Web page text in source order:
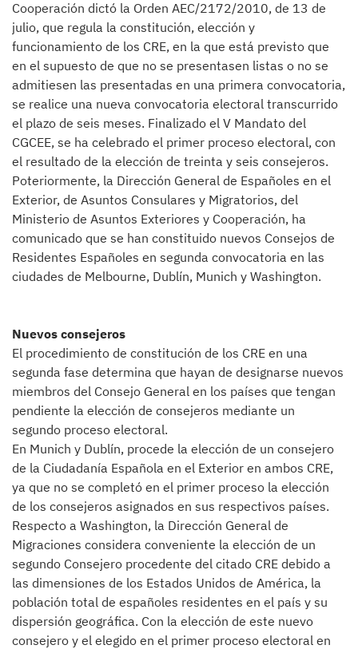
Cooperación dictó la Orden AEC/2172/2010, de 13 de
julio, que regula la constitución, elección y
funcionamiento de los CRE, en la que está previsto que
en el supuesto de que no se presentasen listas o no se
admitiesen las presentadas en una primera convocatoria,
se realice una nueva convocatoria electoral transcurrido
el plazo de seis meses. Finalizado el V Mandato del
CGCEE, se ha celebrado el primer proceso electoral, con
el resultado de la elección de treinta y seis consejeros.
Poteriormente, la Dirección General de Españoles en el
Exterior, de Asuntos Consulares y Migratorios, del
Ministerio de Asuntos Exteriores y Cooperación, ha
comunicado que se han constituido nuevos Consejos de
Residentes Españoles en segunda convocatoria en las
ciudades de Melbourne, Dublín, Munich y Washington.
Nuevos consejeros
El procedimiento de constitución de los CRE en una
segunda fase determina que hayan de designarse nuevos
miembros del Consejo General en los países que tengan
pendiente la elección de consejeros mediante un
segundo proceso electoral.
En Munich y Dublín, procede la elección de un consejero
de la Ciudadanía Española en el Exterior en ambos CRE,
ya que no se completó en el primer proceso la elección
de los consejeros asignados en sus respectivos países.
Respecto a Washington, la Dirección General de
Migraciones considera conveniente la elección de un
segundo Consejero procedente del citado CRE debido a
las dimensiones de los Estados Unidos de América, la
población total de españoles residentes en el país y su
dispersión geográfica. Con la elección de este nuevo
consejero y el elegido en el primer proceso electoral en